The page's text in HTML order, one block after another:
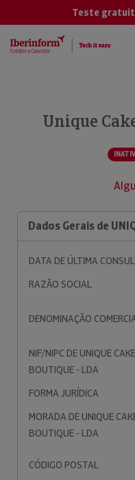
Teste
Unique
Dados Gerais de
DATA DE ÚLTIMA
RAZÃO SOCIAL
DENOMINAÇÃO
NIF/NIPC DE UNIQUE
BOUTIQUE - LDA
FORMA JURÍDICA
MORADA DE UNIQUE
BOUTIQUE - LDA
CÓDIGO POSTAL